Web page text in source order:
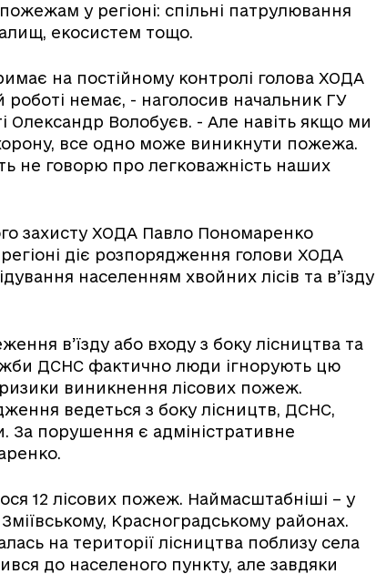
у регіоні: спільні патрулювання
екосистем тощо.
на постійному контролі голова ХОДА
роботі немає, - наголосив начальник ГУ
Олександр Волобуєв. - Але навіть якщо ми
все одно може виникнути пожежа.
не говорю про легковажність наших
захисту ХОДА Павло Пономаренко
діє розпорядження голови ХОДА
населенням хвойних лісів та в’їзду
в’їзду або входу з боку лісництва та
ДСНС фактично люди ігнорують цю
виникнення лісових пожеж.
ведеться з боку лісництв, ДСНС,
За порушення є адміністративне
12 лісових пожеж. Наймасштабніші – у
Красноградському районах.
на території лісництва поблизу села
до населеного пункту, але завдяки